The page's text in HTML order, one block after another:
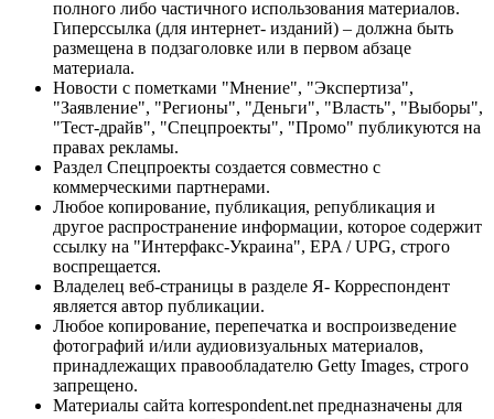
полного либо частичного использования материалов.
Гиперссылка (для интернет- изданий) – должна быть
размещена в подзаголовке или в первом абзаце
материала.
Новости с пометками "Мнение", "Экспертиза",
"Заявление", "Регионы", "Деньги", "Власть", "Выборы",
"Тест-драйв", "Спецпроекты", "Промо" публикуются на
правах рекламы.
Раздел Спецпроекты создается совместно с
коммерческими партнерами.
Любое копирование, публикация, републикация и
другое распространение информации, которое содержит
ссылку на "Интерфакс-Украина", EPA / UPG, строго
воспрещается.
Владелец веб-страницы в разделе Я- Корреспондент
является автор публикации.
Любое копирование, перепечатка и воспроизведение
фотографий и/или аудиовизуальных материалов,
принадлежащих правообладателю Getty Images, строго
запрещено.
Материалы сайта korrespondent.net предназначены для